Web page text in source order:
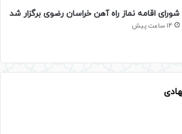
شورای اقامه نماز راه آهن خراسان رضوی برگزار شد
14 ساعت پیش